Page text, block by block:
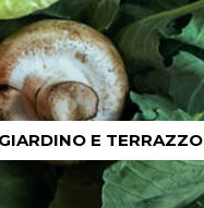
GIARDINO E TERRAZZO